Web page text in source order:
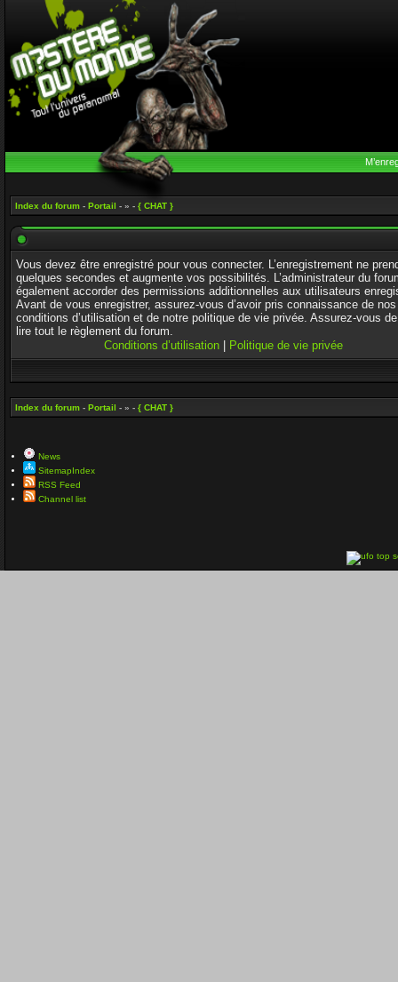
Index du forum - Portail - » - { CHAT }
Vous devez être enregistré pour vous connecter. L’enregistrement ne
quelques secondes et augmente vos possibilités. L’administrateur du
également accorder des permissions additionnelles aux utilisateurs
Avant de vous enregistrer, assurez-vous d’avoir pris connaissance de nos
conditions d’utilisation et de notre politique de vie privée. Assurez-vous
lire tout le règlement du forum.
Conditions d’utilisation| Politique de vie privée
Index du forum - Portail - » - { CHAT }
News
SitemapIndex
RSS Feed
Channel list